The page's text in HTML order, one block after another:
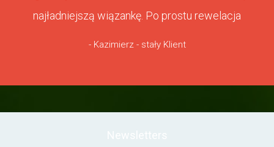
najładniejszą wiązankę. Po prostu rewelacja
- Kazimierz - stały Klient